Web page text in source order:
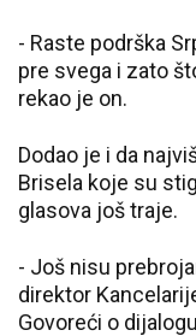
- Raste podrška
pre svega i zato
rekao je on.
Dodao je i da
Brisela koje su
glasova još traje.
- Još nisu
direktor
Govoreći o